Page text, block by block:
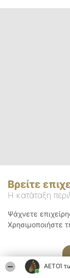
ΑΕΤΟΊ
Βρείτε
Η κατάταξη
Ψάχνετε
Χρησιμοποιήστε